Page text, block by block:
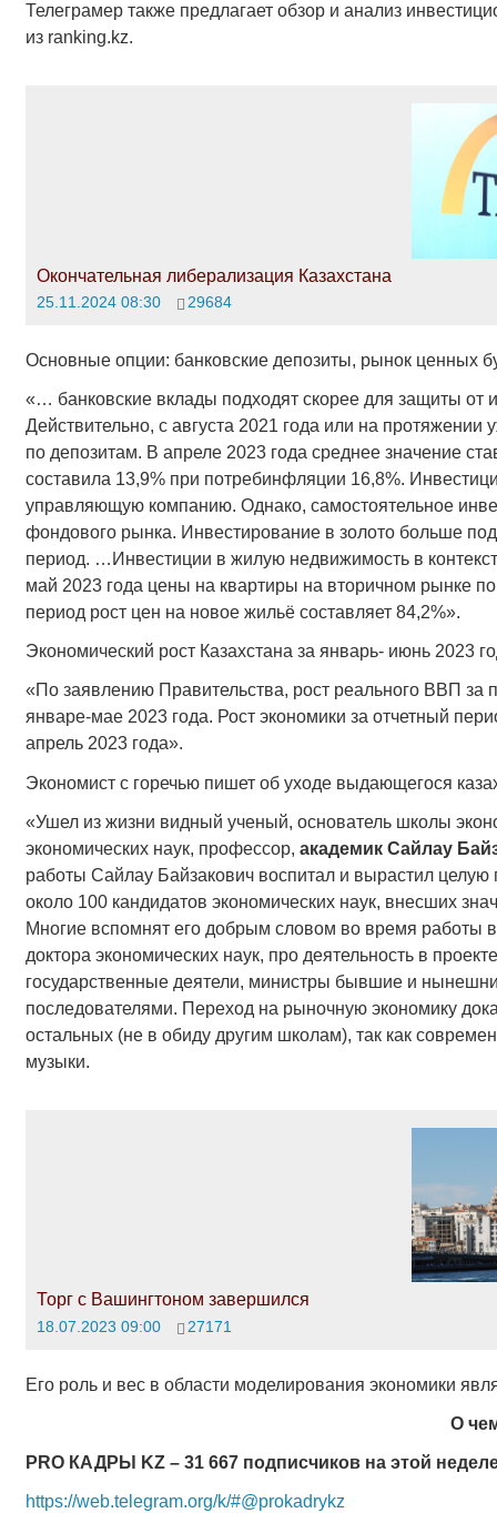
Телеграмер также предлагает обзор и анализ
из ranking.kz.
Окончательная либерализация Казахстана
25.11.2024 08:30 29684
Основные опции: банковские депозиты, рынок ценных
«… банковские вклады подходят скорее для защиты
Действительно, с августа 2021 года или на
по депозитам. В апреле 2023 года среднее значение
составила 13,9% при потребинфляции 16,8%.
управляющую компанию. Однако, самостоятельное
фондового рынка. Инвестирование в золото больше
период. …Инвестиции в жилую недвижимость в
май 2023 года цены на квартиры на вторичном рынке
период рост цен на новое жильё составляет 84,2%».
Экономический рост Казахстана за январь- июнь 2023
«По заявлению Правительства, рост реального ВВП за
январе-мае 2023 года. Рост экономики за отчетный
апрель 2023 года».
Экономист с горечью пишет об уходе выдающегося
«Ушел из жизни видный ученый, основатель школы
экономических наук, профессор, академик Сайлау
работы Сайлау Байзакович воспитал и вырастил
около 100 кандидатов экономических наук, внесших
Многие вспомнят его добрым словом во время работы
доктора экономических наук, про деятельность в
государственные деятели, министры бывшие и
последователями. Переход на рыночную экономику
остальных (не в обиду другим школам), так как
музыки.
Торг с Вашингтоном завершился
18.07.2023 09:00 27171
Его роль и вес в области моделирования экономики
О
PROКАДРЫ KZ– 31 667 подписчиков на этой
https://web.telegram.org/k/#@prokadrykz